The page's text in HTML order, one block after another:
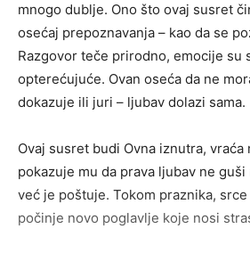
mnogo dublje. Ono što ovaj susret
osećaj prepoznavanja – kao da se
Razgovor teče prirodno, emocije su
opterećujuće. Ovan oseća da ne
dokazuje ili juri – ljubav dolazi sama.
Ovaj susret budi Ovna iznutra,
pokazuje mu da prava ljubav ne
već je poštuje. Tokom praznika, srce
počinje novo poglavlje koje nosi